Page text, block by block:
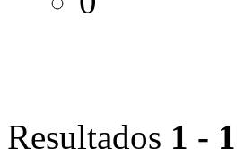
Resultados 1 - 1